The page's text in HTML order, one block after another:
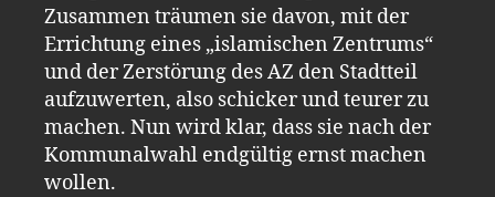
Zusammen träumen sie davon, mit der
Errichtung eines „islamischen Zentrums“
und der Zerstörung des AZ den Stadtteil
aufzuwerten, also schicker und teurer zu
machen. Nun wird klar, dass sie nach der
Kommunalwahl endgültig ernst machen
wollen.